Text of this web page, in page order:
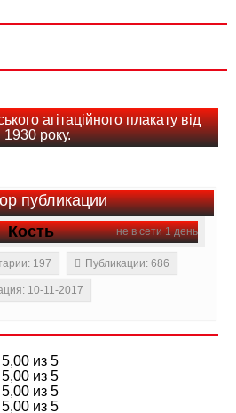
агітаційного плакату від
1930 року.
публикации
не в сети 1 день
Кость
197
Публикации: 686
10-11-2017